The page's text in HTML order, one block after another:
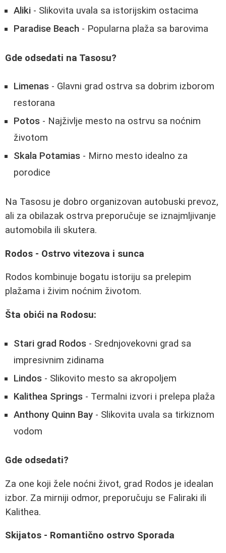
Aliki - Slikovita uvala sa istorijskim ostacima
Paradise Beach - Popularna plaža sa barovima
Gde odsedati na Tasosu?
Limenas - Glavni grad ostrva sa dobrim izborom
restorana
Potos - Najživlje mesto na ostrvu sa noćnim
životom
Skala Potamias - Mirno mesto idealno za
porodice
Na Tasosu je dobro organizovan autobuski prevoz,
ali za obilazak ostrva preporučuje se iznajmljivanje
automobila ili skutera.
Rodos - Ostrvo vitezova i sunca
Rodos kombinuje bogatu istoriju sa prelepim
plažama i živim noćnim životom.
Šta obići na Rodosu:
Stari grad Rodos - Srednjovekovni grad sa
impresivnim zidinama
Lindos - Slikovito mesto sa akropoljem
Kalithea Springs - Termalni izvori i prelepa plaža
Anthony Quinn Bay - Slikovita uvala sa tirkiznom
vodom
Gde odsedati?
Za one koji žele noćni život, grad Rodos je idealan
izbor. Za mirniji odmor, preporučuju se Faliraki ili
Kalithea.
Skijatos - Romantično ostrvo Sporada